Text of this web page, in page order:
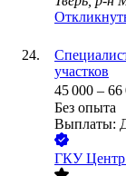
участков
45 000 – 66
Без опыта
Выплаты:
ГКУ Центр